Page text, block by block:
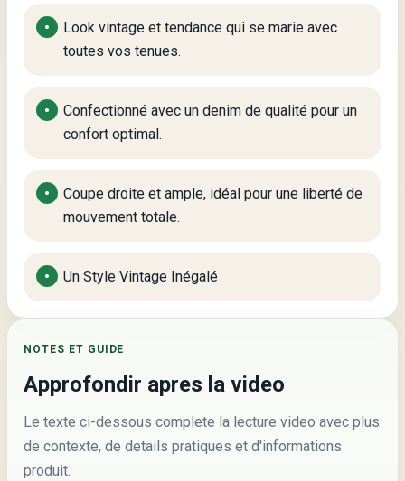
Look vintage et tendance qui se marie avec
toutes vos tenues.
Confectionné avec un denim de qualité pour un
confort optimal.
Coupe droite et ample, idéal pour une liberté de
mouvement totale.
Un Style Vintage Inégalé
NOTES ET GUIDE
Approfondir apres la video
Le texte ci-dessous complete la lecture video avec plus
de contexte, de details pratiques et d'informations
produit.